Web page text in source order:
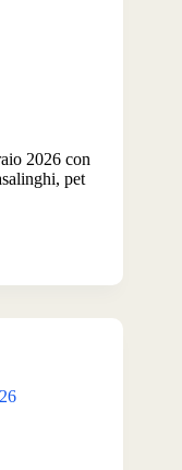
2026 con
pet